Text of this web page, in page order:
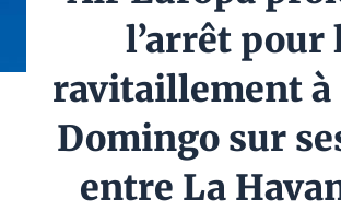
l’arrêt pour
ravitaillement à
Domingo sur
entre La